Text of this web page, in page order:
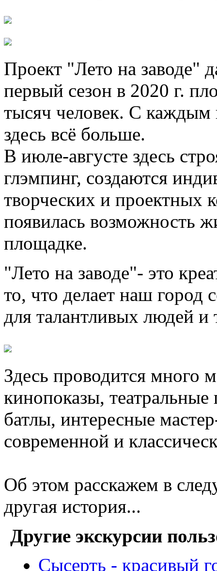
Проект "Лето на заводе"
первый сезон в 2020 г.
тысяч человек. С
здесь всё больше.
В июле-августе здесь
глэмпинг, создаются
творческих и проектных
появилась возможность
площадке.
"Лето на заводе"- это
то, что делает наш город
для талантливых людей и
Здесь проводится много
кинопоказы,
батлы, интересные
современной и
Об этом расскажем в
другая история...
Другие экскурсии
Сысерть - красивый